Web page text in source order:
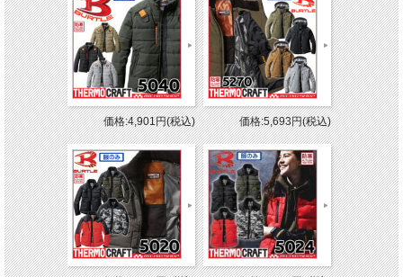
価格:4,901円(税込) 価格:5,693円(税込)